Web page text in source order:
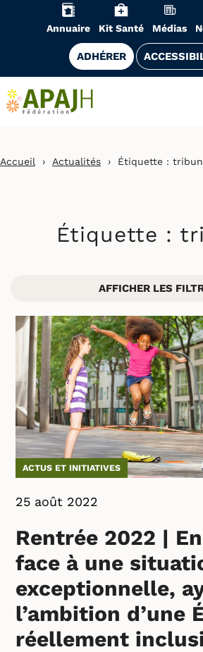
Annuaire Kit Santé Médias
ADHÉRER
Accueil › Actualités › Étiquette :
Étiquette :
AFFICHER LES
ACTUS ET INITIATIVES
25 août 2022
Rentrée 2022 |
face à une
exceptionnelle,
l’ambition d’une
réellement